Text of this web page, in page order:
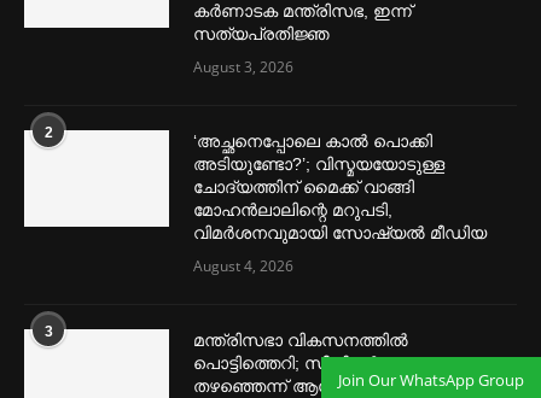
കര്‍ണാടക മന്ത്രിസഭ, ഇന്ന്
സത്യപ്രതിജ്ഞ
August 3, 2026
2
‘അച്ഛനെപ്പോലെ കാല്‍ പൊക്കി
അടിയുണ്ടോ?’; വിസ്മയയോടുള്ള
ചോദ്യത്തിന് മൈക്ക് വാങ്ങി
മോഹൻലാലിന്റെ മറുപടി,
വിമര്‍ശനവുമായി സോഷ്യല്‍ മീഡിയ
August 4, 2026
3
മന്ത്രിസഭാ വികസനത്തിൽ
പൊട്ടിത്തെറി; സീനിയർ നേതാക്കളെ
തഴഞ്ഞെന്ന് ആരോപണം,Join Our WhatsApp Group